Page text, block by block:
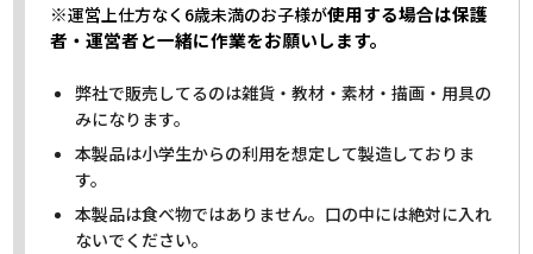
※運営上仕方なく6歳未満のお子様が使用する場合は保護
者・運営者と一緒に作業をお願いします。
弊社で販売してるのは雑貨・教材・素材・描画・用具の
みになります。
本製品は小学生からの利用を想定して製造しておりま
す。
本製品は食べ物ではありません。口の中には絶対に入れ
ないでください。